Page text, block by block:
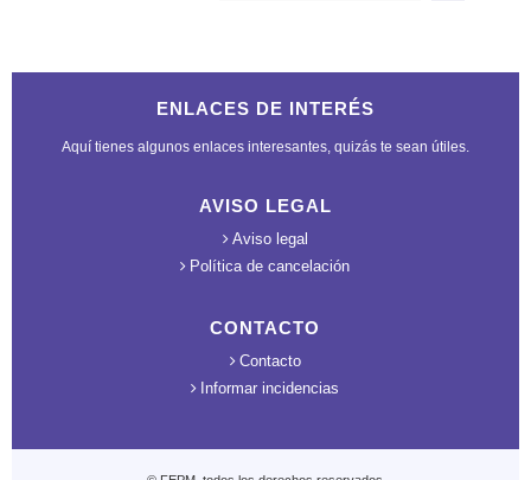
ENLACES DE INTERÉS
Aquí tienes algunos enlaces interesantes, quizás te sean útiles.
AVISO LEGAL
Aviso legal
Política de cancelación
CONTACTO
Contacto
Informar incidencias